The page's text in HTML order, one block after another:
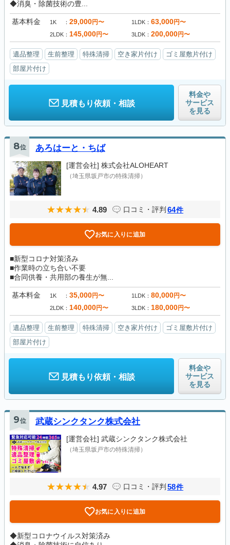
◆消臭・除菌技術の豊...
基本料金 1K 29,000円〜 1LDK 63,000円〜
2LDK 145,000円〜 3LDK 200,000円〜
遺品整理 生前整理 特殊清掃 空き家片付け
ゴミ屋敷片付け
部屋片付け
見積もり依頼・相談
料金や
サービス
を見る
8位 あろはーと・ちば
[運営会社] 株式会社ALOHEART
（埼玉県坂戸市の特殊清掃）
4.89 口コミ・評判 64件
お気に入りに追加
■新型コロナ対策済み
■作業時の立ち合い不要
■合同供養・共用部の養生が無...
基本料金 1K 35,000円〜 1LDK 80,000円〜
2LDK 140,000円〜 3LDK 180,000円〜
遺品整理 生前整理 特殊清掃 空き家片付け
ゴミ屋敷片付け
部屋片付け
見積もり依頼・相談
料金や
サービス
を見る
9位 武蔵シンクタンク株式会社
[運営会社] 武蔵シンクタンク株式会社
（埼玉県坂戸市の特殊清掃）
4.97 口コミ・評判 58件
お気に入りに追加
◆新型コロナウイルス対策済み